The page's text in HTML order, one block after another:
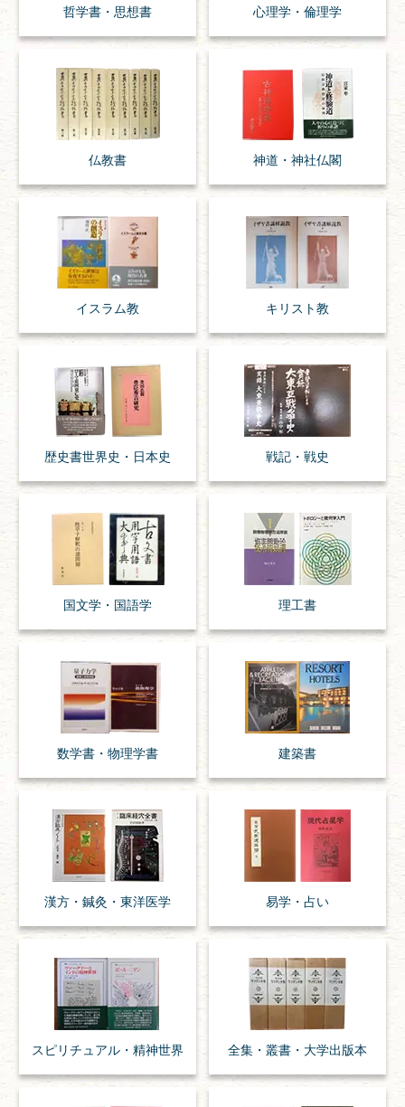
哲学書・思想書 心理学・倫理学
仏教書 神道・神社仏閣
イスラム教 キリスト教
歴史書世界史・ 日本史 戦記・戦史
国文学・ 国語学 理工書
数学書・ 物理学書 建築書
漢方・ 鍼灸・ 東洋医学 易学・ 占い
スピリチュアル・ 精神世界 全集・ 叢書・ 大学出版本